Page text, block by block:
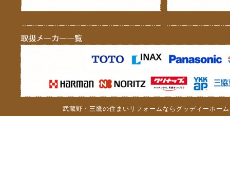
武蔵野・三鷹の住まいリフォームならグッディーホ